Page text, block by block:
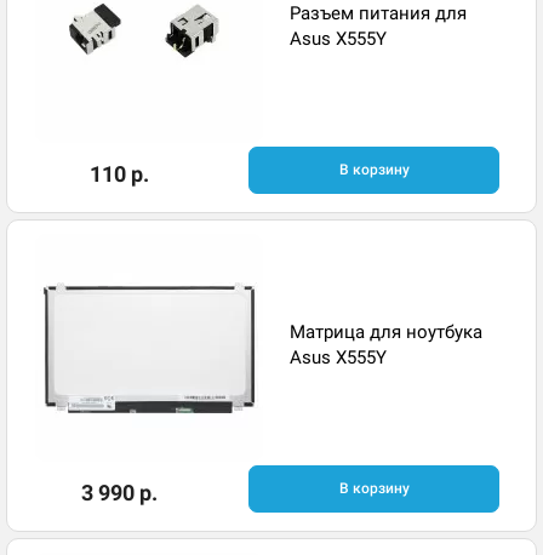
Разъем питания для
Asus X555Y
110 р. В корзину
Матрица для ноутбука
Asus X555Y
3 990 р. В корзину